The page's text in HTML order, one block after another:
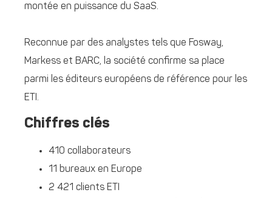
montée en puissance du SaaS.
Reconnue par des analystes tels que Fosway,
Markess et BARC, la société confirme sa place
parmi les éditeurs européens de référence pour les
ETI.
Chiffres clés
410 collaborateurs
11 bureaux en Europe
2 421 clients ETI